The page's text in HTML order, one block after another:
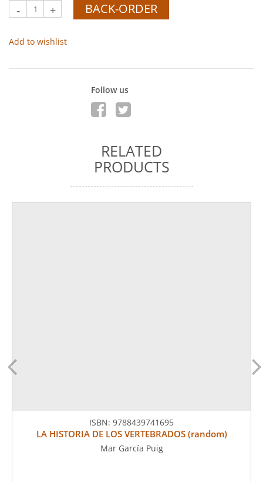
- + BACK-ORDER
Add to wishlist
Follow us
RELATED
PRODUCTS
ISBN: 9788439741695
LA HISTORIA DE LOS VERTEBRADOS (random)
Mar García Puig